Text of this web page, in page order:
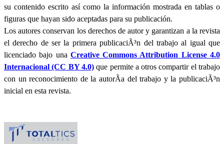
su contenido escrito así como la información mostrada en tablas o
figuras que hayan sido aceptadas para su publicación.
Los autores conservan los derechos de autor y garantizan a la revista
el derecho de ser la primera publicaciÃ³n del trabajo al igual que
licenciado bajo una Creative Commons Attribution License 4.0
Internacional (CC BY 4.0)que permite a otros compartir el trabajo
con un reconocimiento de la autorÃ­a del trabajo y la publicaciÃ³n
inicial en esta revista.